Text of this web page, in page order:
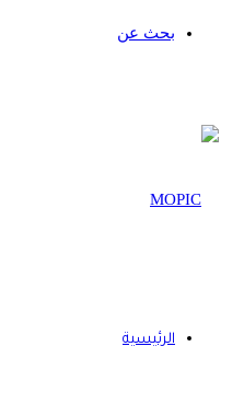
بحث عن
الرئيسية